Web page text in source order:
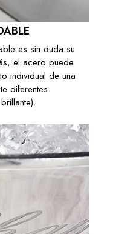
es sin duda su
el acero puede
individual de una
diferentes